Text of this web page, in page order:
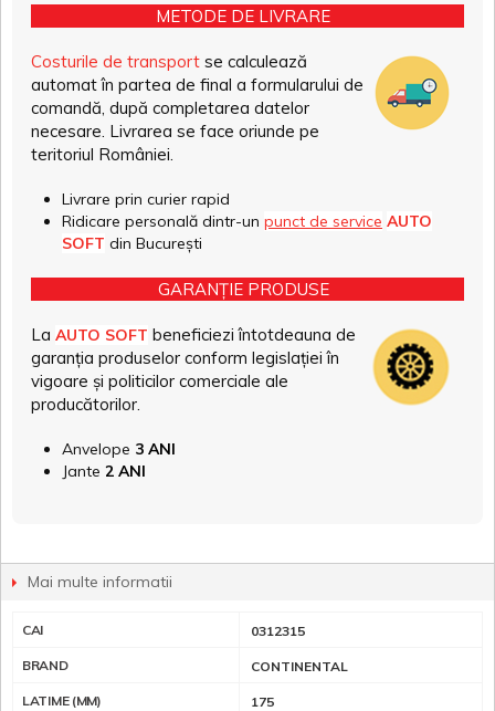
METODE DE LIVRARE
Costurile de transport se calculează
automat în partea de final a formularului de
comandă, după completarea datelor
necesare. Livrarea se face oriunde pe
teritoriul României.
Livrare prin curier rapid
Ridicare personală dintr-un punct de service AUTO
SOFT din București
GARANȚIE PRODUSE
La AUTO SOFT beneficiezi întotdeauna de
garanția produselor conform legislației în
vigoare și politicilor comerciale ale
producătorilor.
Anvelope 3 ANI
Jante 2 ANI
Mai multe informatii
CAI 0312315
BRAND CONTINENTAL
LATIME (MM) 175